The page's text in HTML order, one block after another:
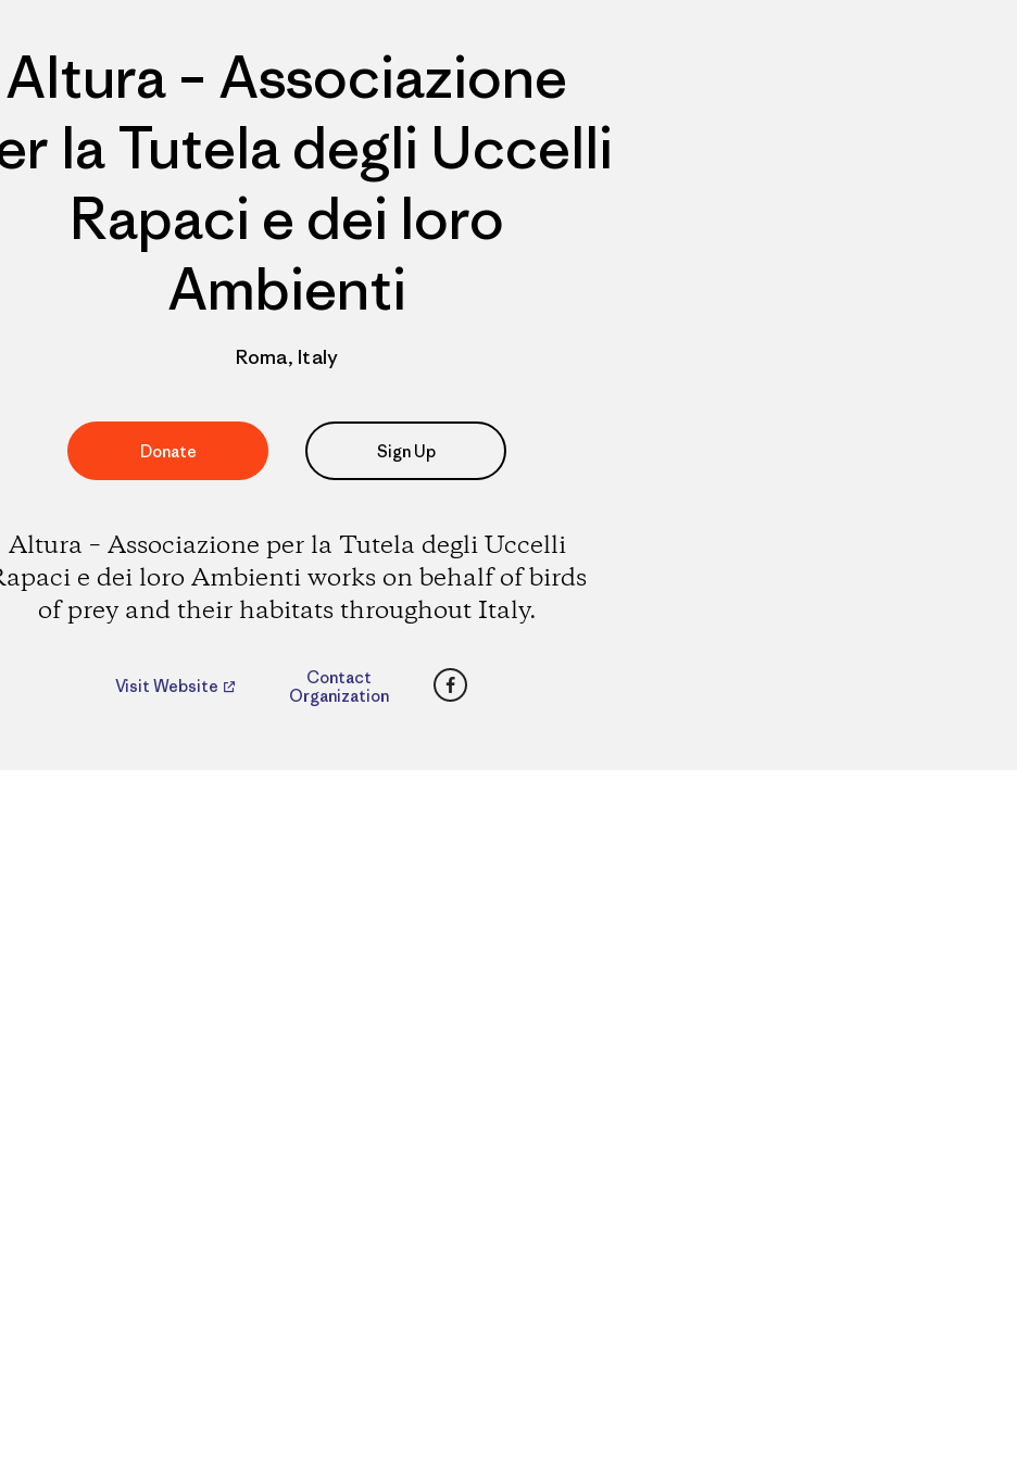
Altura – Associazione
la Tutela degli Uccelli
Rapaci e dei loro
Ambienti
Roma, Italy
Donate Sign Up
Altura – Associazione per la Tutela degli Uccelli
e dei loro Ambienti works on behalf of birds
of prey and their habitats throughout Italy.
Visit Website
Contact
Organization
Facebook